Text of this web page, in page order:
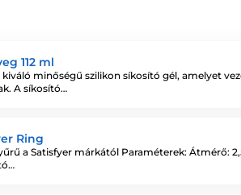
112 ml
kiváló minőségű szilikon síkosító gél, amelyet
A síkosító…
Ring
a Satisfyer márkától Paraméterek: Átmérő: